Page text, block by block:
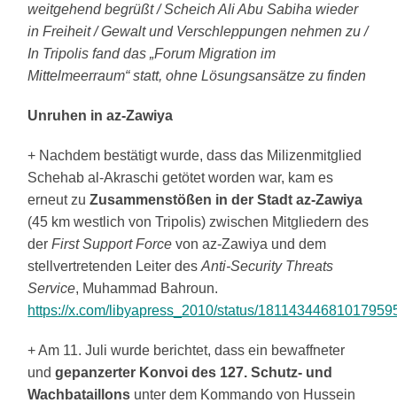
weitgehend begrüßt / Scheich Ali Abu Sabiha wieder
in Freiheit / Gewalt und Verschleppungen nehmen zu /
In Tripolis fand das „Forum Migration im
Mittelmeerraum“ statt, ohne Lösungsansätze zu finden
Unruhen in az-Zawiya
+ Nachdem bestätigt wurde, dass das Milizenmitglied
Schehab al-Akraschi getötet worden war, kam es
erneut zuZusammenstößen in der Stadt az-Zawiya
(45 km westlich von Tripolis) zwischen Mitgliedern des
derFirst Support Force von az-Zawiya und dem
stellvertretenden Leiter desAnti-Security Threats
Service, Muhammad Bahroun.
https://x.com/libyapress_2010/status/
+ Am 11. Juli wurde berichtet, dass ein bewaffneter
undgepanzerter Konvoi des 127. Schutz- und
Wachbataillons unter dem Kommando von Hussein